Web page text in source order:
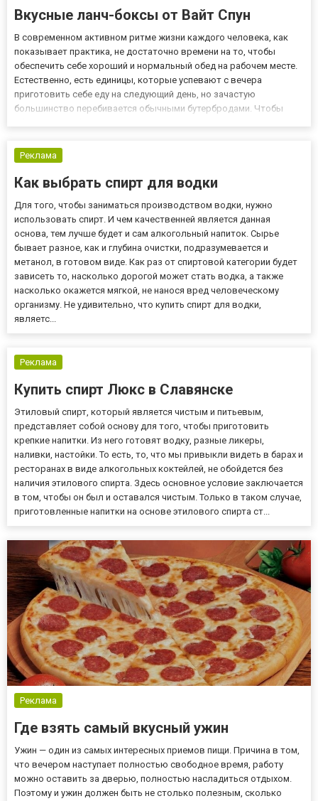
Вкусные ланч-боксы от Вайт Спун
В современном активном ритме жизни каждого человека, как
показывает практика, не достаточно времени на то, чтобы
обеспечить себе хороший и нормальный обед на рабочем месте.
Естественно, есть единицы, которые успевают с вечера
приготовить себе еду на следующий день, но зачастую
большинство перебивается обычными бутербродами. Чтобы
заказать котору...
Реклама
Как выбрать спирт для водки
Для того, чтобы заниматься производством водки, нужно
использовать спирт. И чем качественней является данная
основа, тем лучше будет и сам алкогольный напиток. Сырье
бывает разное, как и глубина очистки, подразумевается и
метанол, в готовом виде. Как раз от спиртовой категории будет
зависеть то, насколько дорогой может стать водка, а также
насколько окажется мягкой, не нанося вред человеческому
организму. Не удивительно, что купить спирт для водки,
являетс...
Реклама
Купить спирт Люкс в Славянске
Этиловый спирт, который является чистым и питьевым,
представляет собой основу для того, чтобы приготовить
крепкие напитки. Из него готовят водку, разные ликеры,
наливки, настойки. То есть, то, что мы привыкли видеть в барах и
ресторанах в виде алкогольных коктейлей, не обойдется без
наличия этилового спирта. Здесь основное условие заключается
в том, чтобы он был и оставался чистым. Только в таком случае,
приготовленные напитки на основе этилового спирта ст...
Реклама
Где взять самый вкусный ужин
Ужин — один из самых интересных приемов пищи. Причина в том,
что вечером наступает полностью свободное время, работу
можно оставить за дверью, полностью насладиться отдыхом.
Поэтому и ужин должен быть не столько полезным, сколько